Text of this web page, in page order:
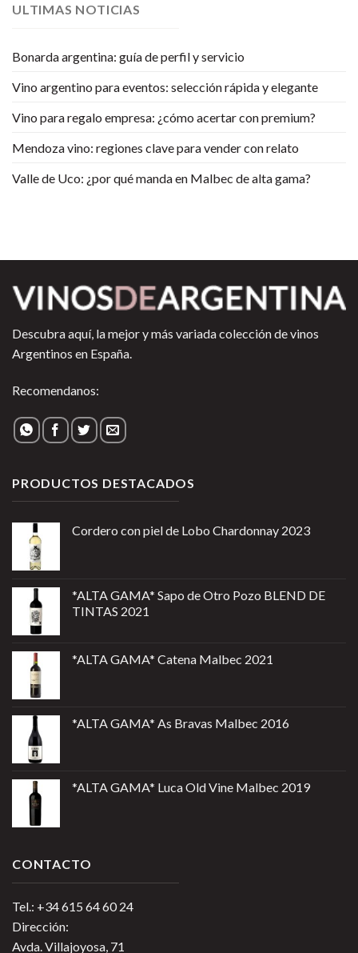
ULTIMAS NOTICIAS
Bonarda argentina: guía de perfil y servicio
Vino argentino para eventos: selección rápida y elegante
Vino para regalo empresa: ¿cómo acertar con premium?
Mendoza vino: regiones clave para vender con relato
Valle de Uco: ¿por qué manda en Malbec de alta gama?
Descubra aquí, la mejor y más variada colección de vinos
Argentinos en España.
Recomendanos:
PRODUCTOS DESTACADOS
Cordero con piel de Lobo Chardonnay 2023
*ALTA GAMA* Sapo de Otro Pozo BLEND DE
TINTAS 2021
*ALTA GAMA* Catena Malbec 2021
*ALTA GAMA* As Bravas Malbec 2016
*ALTA GAMA* Luca Old Vine Malbec 2019
CONTACTO
Tel.: +34 615 64 60 24
Dirección:
Avda. Villajoyosa, 71